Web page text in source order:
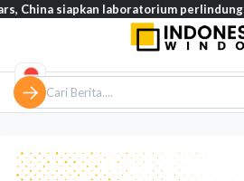
siapkan laboratorium perlindungan planet